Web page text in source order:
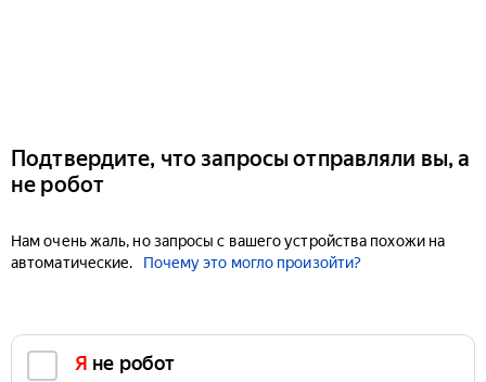
Подтвердите, что запросы отправляли вы, а
не робот
Нам очень жаль, но запросы с вашего устройства похожи на
автоматические.
Почему это могло произойти?
Я не робот